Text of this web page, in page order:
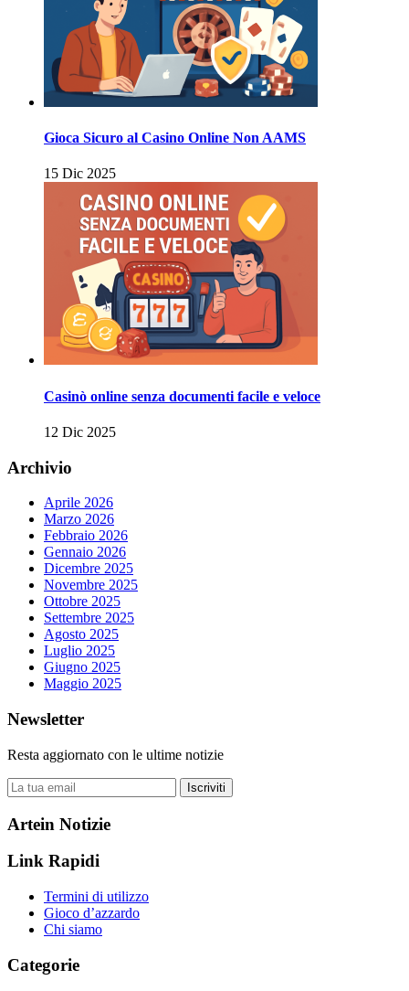
Gioca Sicuro al Casino Online Non AAMS
15 Dic 2025
Casinò online senza documenti facile e veloce
12 Dic 2025
Archivio
Aprile 2026
Marzo 2026
Febbraio 2026
Gennaio 2026
Dicembre 2025
Novembre 2025
Ottobre 2025
Settembre 2025
Agosto 2025
Luglio 2025
Giugno 2025
Maggio 2025
Newsletter
Resta aggiornato con le ultime notizie
Iscriviti
Artein Notizie
Link Rapidi
Termini di utilizzo
Gioco d’azzardo
Chi siamo
Categorie